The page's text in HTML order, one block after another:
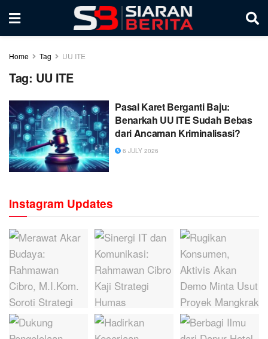
Home Tag UU ITE
Tag: UU ITE
Pasal Karet Berganti Baju:
Benarkah UU ITE Sudah Bebas
dari Ancaman Kriminalisasi?
6 JULY 2026
Instagram Updates